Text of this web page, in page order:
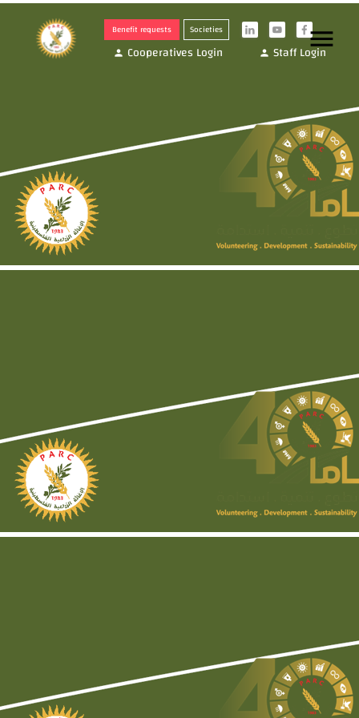
Benefit requests Societies i y f
person Cooperatives Login person Staff Login
menu